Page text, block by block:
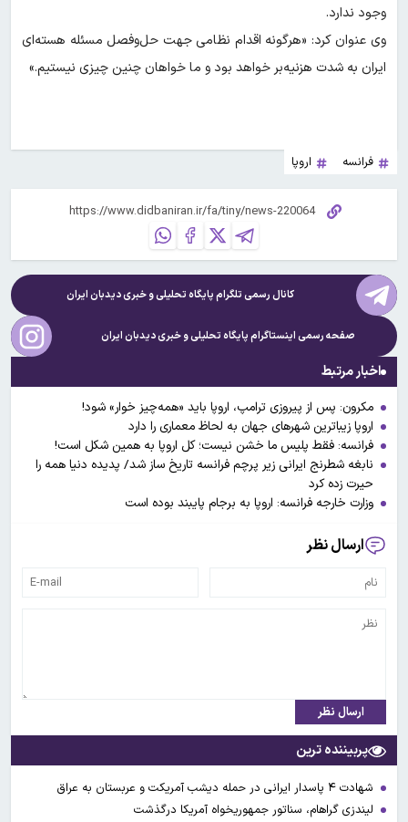
وجود ندارد.
وی عنوان کرد: «هرگونه اقدام نظامی جهت حل‌وفصل مسئله هسته‌ای
ایران به شدت هزنیه‌بر خواهد بود و ما خواهان چنین چیزی نیستیم.»
فرانسه اروپا
کانال رسمی تلگرام پایگاه تحلیلی و خبریدیدبان ایران
صفحه رسمی اینستاگرام پایگاه تحلیلی و خبریدیدبان ایران
اخبار مرتبط
مکرون: پس از پیروزی ترامپ، اروپا باید «همه‌چیز خوار» شود!
اروپا زیباترین‌ شهرهای جهان به لحاظ معماری را دارد
فرانسه: فقط پلیس ما خشن نیست؛ کل اروپا به همین شکل است!
نابغه شطرنج ایرانی زیر پرچم فرانسه تاریخ ساز شد/ پدیده دنیا همه را
حیرت زده کرد
وزارت خارجه فرانسه: اروپا به برجام پایبند بوده است
ارسال نظر
ارسال نظر
پربیننده ترین
شهادت ۴ پاسدار ایرانی در حمله دیشب آمریکت و عربستان به عراق
لیندزی گراهام، سناتور جمهوریخواه آمریکا درگذشت